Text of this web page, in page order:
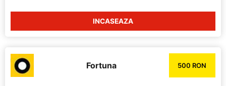
INCASEAZA
Fortuna 500 RON